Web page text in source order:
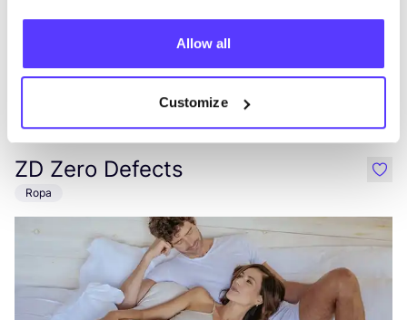
Allow all
Customize
Visita sitio web
ZD Zero Defects
Ropa
like